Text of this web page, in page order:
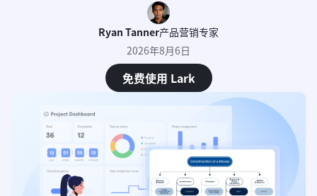
Ryan Tanner产品营销专家
2026年8月6日
免费使用 Lark